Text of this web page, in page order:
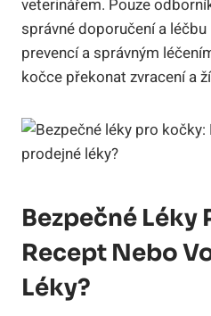
veterinářem. Pouze
správné doporučení a
prevencí ⁣a správným
kočce překonat zvracení a
Bezpečné Léky
Recept Nebo
Léky?